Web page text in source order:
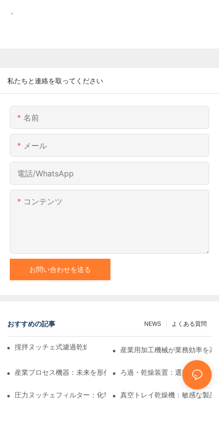
。
私たちと連絡を取ってください
名前
メール
電話/WhatsApp
コンテンツ
お問い合わせを送る
おすすめの記事 よくある質問
NEWS
撹拌ヌッチェ式濾過乾燥機と他の乾燥方法の比較産業用加工機械が業務効率を高
産業プロセス機器：未来を形作るイノベーションろ過・乾燥装置：選択と使用ガ
圧力ヌッチェフィルター：化学および食品産業における用途
真空トレイ乾燥機：敏感な製